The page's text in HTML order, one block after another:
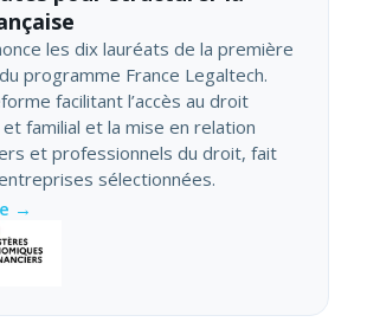
les dix lauréats de la première
programme France Legaltech.
facilitant l’accès au droit
familial et la mise en relation
et professionnels du droit, fait
sélectionnées.
→